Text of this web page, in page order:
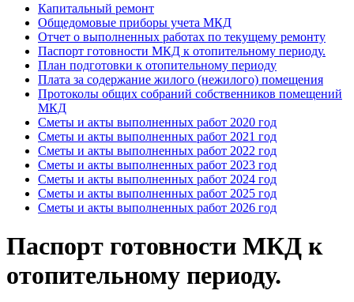
Капитальный ремонт
Общедомовые приборы учета МКД
Отчет о выполненных работах по текущему ремонту
Паспорт готовности МКД к отопительному периоду.
План подготовки к отопительному периоду
Плата за содержание жилого (нежилого) помещения
Протоколы общих собраний собственников помещений
МКД
Сметы и акты выполненных работ 2020 год
Сметы и акты выполненных работ 2021 год
Сметы и акты выполненных работ 2022 год
Сметы и акты выполненных работ 2023 год
Сметы и акты выполненных работ 2024 год
Сметы и акты выполненных работ 2025 год
Сметы и акты выполненных работ 2026 год
Паспорт готовности МКД к
отопительному периоду.